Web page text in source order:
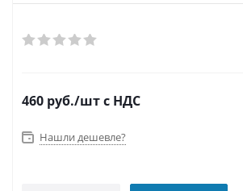
460 руб./штс НДС
Нашли дешевле?